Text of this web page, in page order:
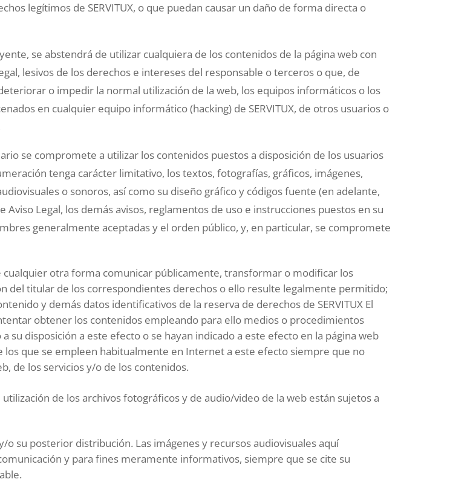
legítimos de SERVITUX, o que puedan causar un daño de forma directa o
se abstendrá de utilizar cualquiera de los contenidos de la página web con
lesivos de los derechos e intereses del responsable o terceros o que, de
o impedir la normal utilización de la web, los equipos informáticos o los
en cualquier equipo informático (hacking) de SERVITUX, de otros usuarios o
se compromete a utilizar los contenidos puestos a disposición de los usuarios
tenga carácter limitativo, los textos, fotografías, gráficos, imágenes,
o sonoros, así como su diseño gráfico y códigos fuente (en adelante,
Legal, los demás avisos, reglamentos de uso e instrucciones puestos en su
generalmente aceptadas y el orden público, y, en particular, se compromete
otra forma comunicar públicamente, transformar o modificar los
del titular de los correspondientes derechos o ello resulte legalmente permitido;
y demás datos identificativos de la reserva de derechos de SERVITUX El
obtener los contenidos empleando para ello medios o procedimientos
su disposición a este efecto o se hayan indicado a este efecto en la página web
los que se empleen habitualmente en Internet a este efecto siempre que no
de los servicios y/o de los contenidos.
de los archivos fotográficos y de audio/video de la web están sujetos a
su posterior distribución. Las imágenes y recursos audiovisuales aquí
y para fines meramente informativos, siempre que se cite su